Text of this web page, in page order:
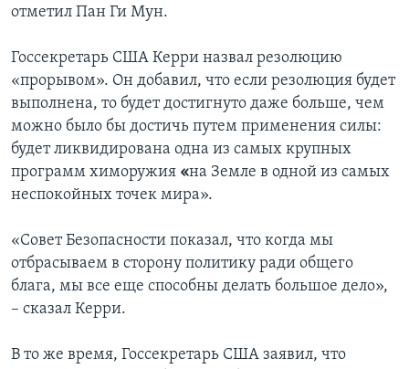
отметил Пан Ги Мун.
Госсекретарь США Керри назвал резолюцию
«прорывом». Он добавил, что если резолюция будет
выполнена, то будет достигнуто даже больше, чем
можно было бы достичь путем применения силы:
будет ликвидирована одна из самых крупных
программ химоружия «на Земле в одной из самых
неспокойных точек мира».
«Совет Безопасности показал, что когда мы
отбрасываем в сторону политику ради общего
блага, мы все еще способны делать большое дело»,
– сказал Керри.
В то же время, Госсекретарь США заявил, что